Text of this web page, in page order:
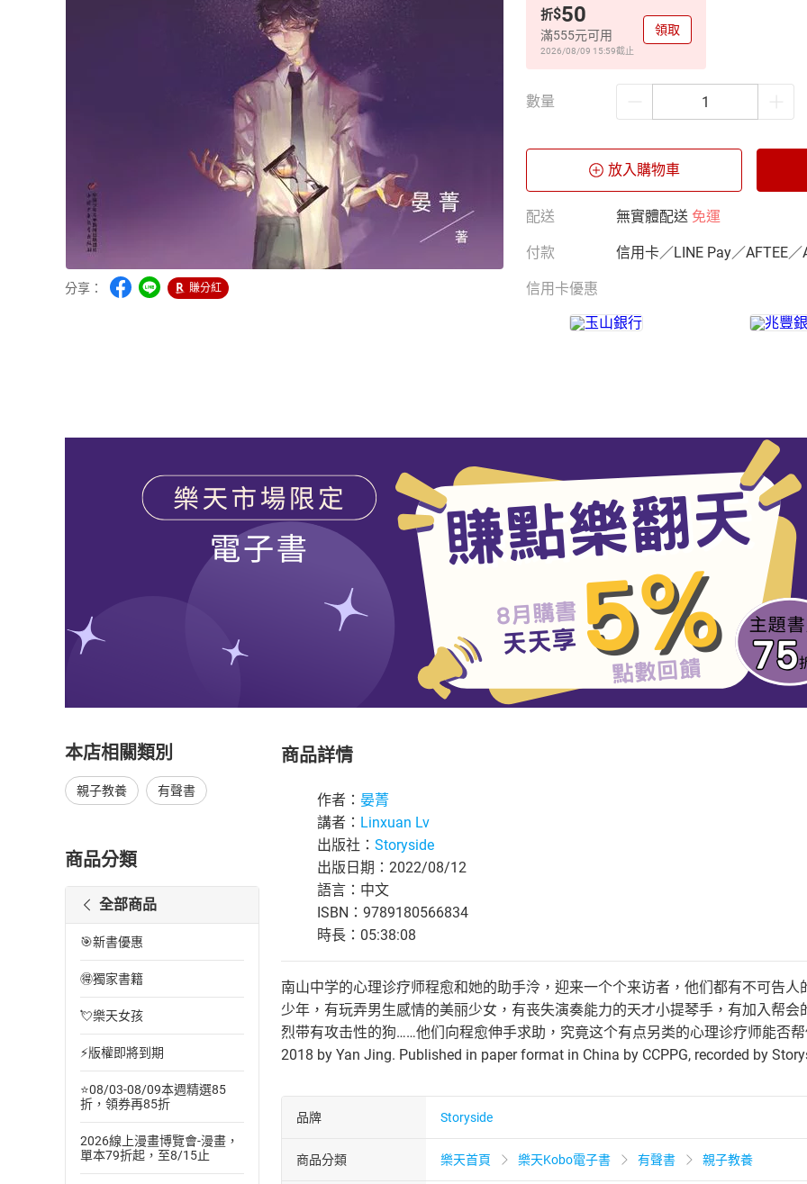
分享： 賺分紅
折$50
滿555元可用
2026/08/09 15:59截止
領取
數量
放入購物車
配送 無實體配送 免運
付款 信用卡／LINE Pay／AFTEE／
信用卡優惠
本店相關類別
親子教養 有聲書
商品分類
全部商品
🎯新書優惠
🉐獨家書籍
💘樂天女孩
⚡版權即將到期
⭐08/03-08/09本週精選85
折，領券再85折
2026線上漫畫博覽會-漫畫，
單本79折起，至8/15止
商品詳情
作者： 晏菁
講者： Linxuan Lv
出版社： Storyside
出版日期：2022/08/12
語言：中文
ISBN：9789180566834
時長：05:38:08
南山中学的心理诊疗师程愈和她的助手泠，迎来一个个来访者，他们都有不可告
少年，有玩弄男生感情的美丽少女，有丧失演奏能力的天才小提琴手，有加入帮
烈带有攻击性的狗……他们向程愈伸手求助，究竟这个有点另类的心理诊疗师能否
2018 by Yan Jing. Published in paper format in China by CCPPG, recorded by
品牌 Storyside
商品分類 樂天首頁 樂天Kobo電子書 有聲書 親子教養